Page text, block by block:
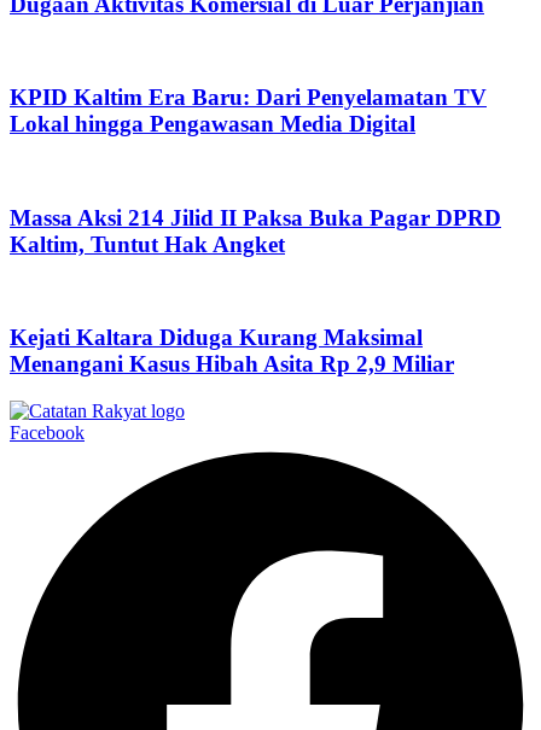
KPID Kaltim Era Baru: Dari Penyelamatan TV
Lokal hingga Pengawasan Media Digital
Massa Aksi 214 Jilid II Paksa Buka Pagar DPRD
Kaltim, Tuntut Hak Angket
Kejati Kaltara Diduga Kurang Maksimal
Menangani Kasus Hibah Asita Rp 2,9 Miliar
Facebook